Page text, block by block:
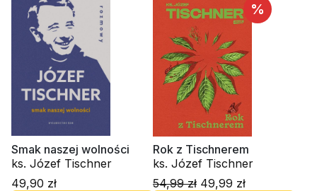
Smak naszej wolności
ks. Józef Tischner
49,90 zł
%
Rok z Tischnerem
ks. Józef Tischner
54,99 zł 49,99 zł